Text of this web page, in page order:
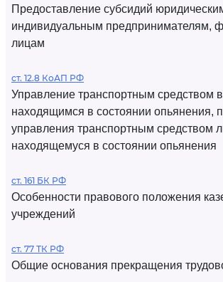
Предоставление субсидий
индивидуальным предпринимателям,
лицам
ст. 12.8 КоАП РФ
Управление транспортным средством
находящимся в состоянии опьянения,
управления транспортным средством
находящемуся в состоянии опьянения
ст. 161 БК РФ
Особенности правового положения
учреждений
ст. 77 ТК РФ
Общие основания прекращения